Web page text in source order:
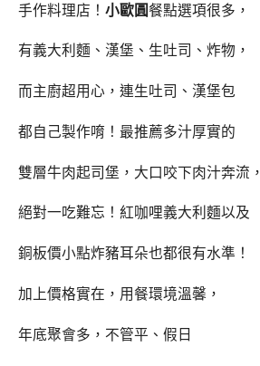
手作料理店！ 小歐圓餐點選項很多，
有義大利麵、漢堡、生吐司、炸物，
而主廚超用心，連生吐司、漢堡包
都自己製作唷！最推薦多汁厚實的
雙層牛肉起司堡，大口咬下肉汁奔流，
絕對一吃難忘！紅咖哩義大利麵以及
銅板價小點炸豬耳朵也都很有水準！
加上價格實在，用餐環境溫馨，
年底聚會多，不管平、假日